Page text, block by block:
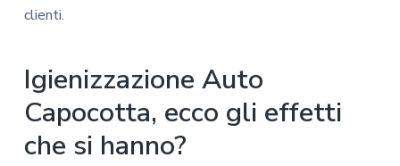
clienti.
Igienizzazione Auto
Capocotta, ecco gli effetti
che si hanno?